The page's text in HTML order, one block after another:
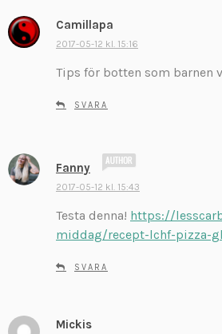
Camillapa
k
i
2017-05-12 kl. 15:16
Tips för botten som barnen
SVARA
Fanny
i
v
2017-05-12 kl. 15:43
Testa denna! https://
middag/recept-lchf-pizza-
SVARA
Mickis